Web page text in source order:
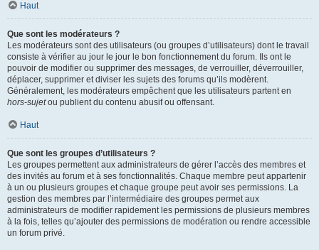
Haut
Que sont les modérateurs ?
Les modérateurs sont des utilisateurs (ou groupes d’utilisateurs) dont le travail
consiste à vérifier au jour le jour le bon fonctionnement du forum. Ils ont le
pouvoir de modifier ou supprimer des messages, de verrouiller, déverrouiller,
déplacer, supprimer et diviser les sujets des forums qu’ils modèrent.
Généralement, les modérateurs empêchent que les utilisateurs partent en
hors-sujetou publient du contenu abusif ou offensant.
Haut
Que sont les groupes d’utilisateurs ?
Les groupes permettent aux administrateurs de gérer l’accès des membres et
des invités au forum et à ses fonctionnalités. Chaque membre peut appartenir
à un ou plusieurs groupes et chaque groupe peut avoir ses permissions. La
gestion des membres par l’intermédiaire des groupes permet aux
administrateurs de modifier rapidement les permissions de plusieurs membres
à la fois, telles qu’ajouter des permissions de modération ou rendre accessible
un forum privé.